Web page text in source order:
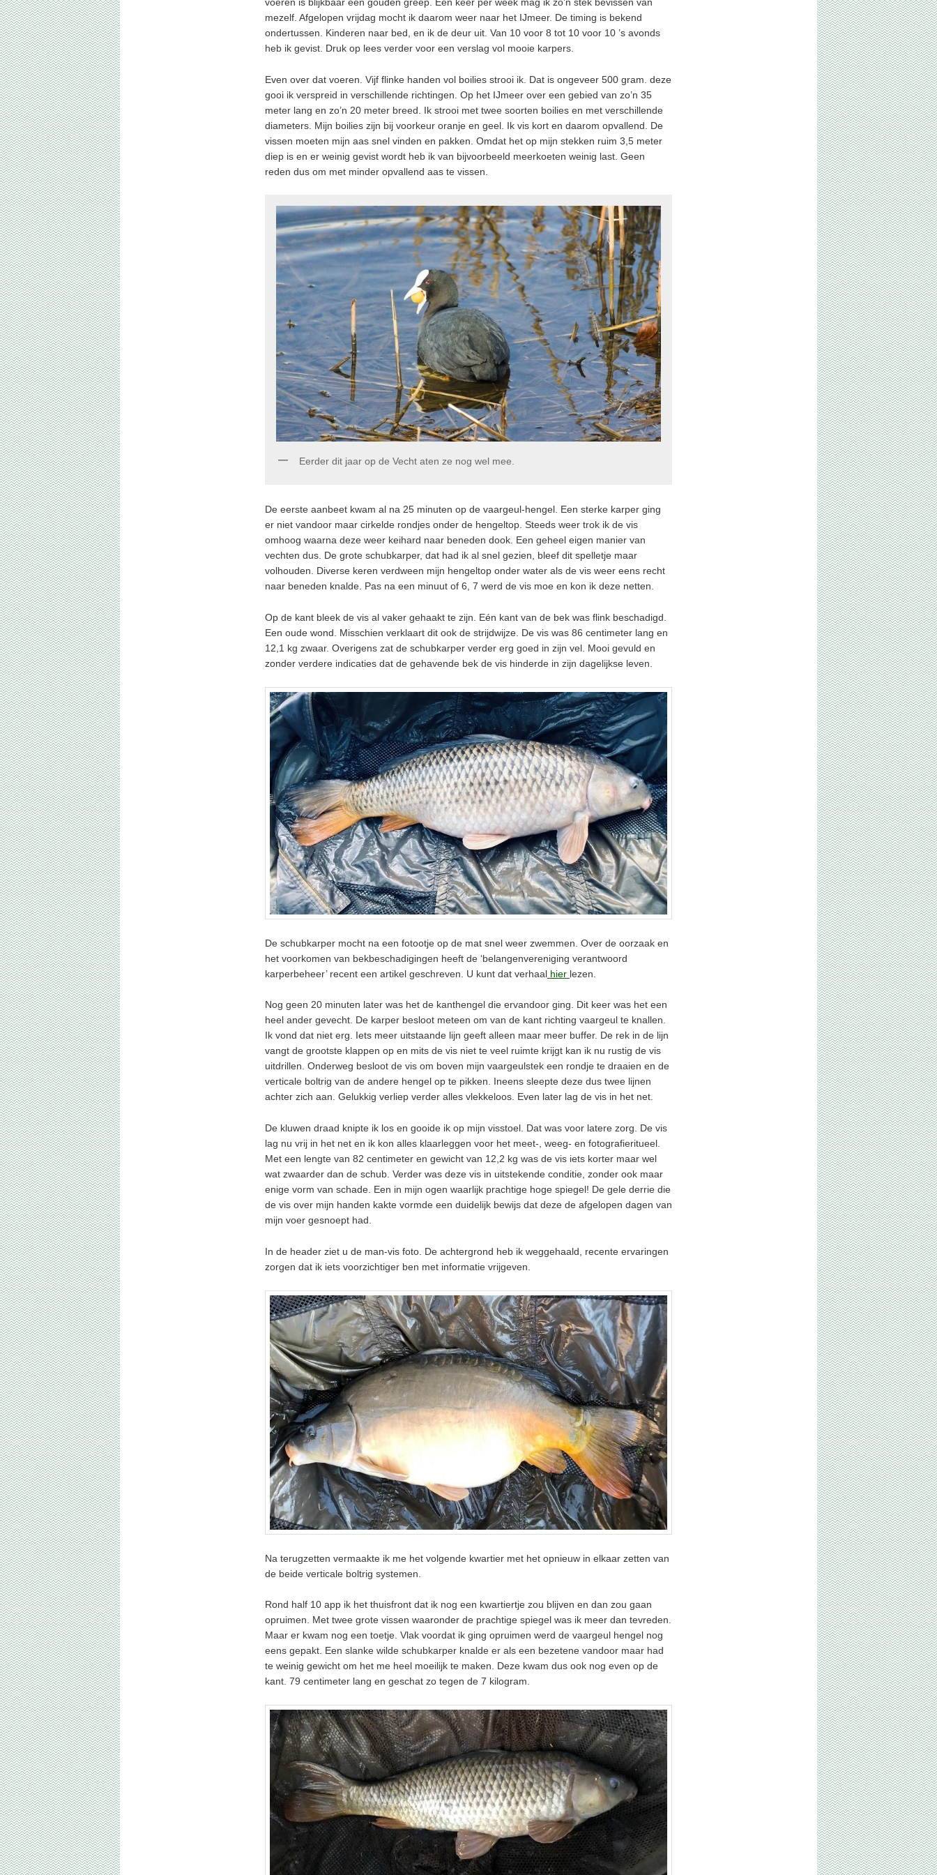
mezelf. Afgelopen vrijdag mocht ik daarom weer naar het IJmeer. De timing is bekend
ondertussen. Kinderen naar bed, en ik de deur uit. Van 10 voor 8 tot 10 voor 10 ’s avonds
heb ik gevist. Druk op lees verder voor een verslag vol mooie karpers.
Even over dat voeren. Vijf flinke handen vol boilies strooi ik. Dat is ongeveer 500 gram. deze
gooi ik verspreid in verschillende richtingen. Op het IJmeer over een gebied van zo’n 35
meter lang en zo’n 20 meter breed. Ik strooi met twee soorten boilies en met verschillende
diameters. Mijn boilies zijn bij voorkeur oranje en geel. Ik vis kort en daarom opvallend. De
vissen moeten mijn aas snel vinden en pakken. Omdat het op mijn stekken ruim 3,5 meter
diep is en er weinig gevist wordt heb ik van bijvoorbeeld meerkoeten weinig last. Geen
reden dus om met minder opvallend aas te vissen.
Eerder dit jaar op de Vecht aten ze nog wel mee.
De eerste aanbeet kwam al na 25 minuten op de vaargeul-hengel. Een sterke karper ging
er niet vandoor maar cirkelde rondjes onder de hengeltop. Steeds weer trok ik de vis
omhoog waarna deze weer keihard naar beneden dook. Een geheel eigen manier van
vechten dus. De grote schubkarper, dat had ik al snel gezien, bleef dit spelletje maar
volhouden. Diverse keren verdween mijn hengeltop onder water als de vis weer eens recht
naar beneden knalde. Pas na een minuut of 6, 7 werd de vis moe en kon ik deze netten.
Op de kant bleek de vis al vaker gehaakt te zijn. Eén kant van de bek was flink beschadigd.
Een oude wond. Misschien verklaart dit ook de strijdwijze. De vis was 86 centimeter lang en
12,1 kg zwaar. Overigens zat de schubkarper verder erg goed in zijn vel. Mooi gevuld en
zonder verdere indicaties dat de gehavende bek de vis hinderde in zijn dagelijkse leven.
De schubkarper mocht na een fotootje op de mat snel weer zwemmen. Over de oorzaak en
het voorkomen van bekbeschadigingen heeft de ‘belangenvereniging verantwoord
karperbeheer’ recent een artikel geschreven. U kunt dat verhaal hier lezen.
Nog geen 20 minuten later was het de kanthengel die ervandoor ging. Dit keer was het een
heel ander gevecht. De karper besloot meteen om van de kant richting vaargeul te knallen.
Ik vond dat niet erg. Iets meer uitstaande lijn geeft alleen maar meer buffer. De rek in de lijn
vangt de grootste klappen op en mits de vis niet te veel ruimte krijgt kan ik nu rustig de vis
uitdrillen. Onderweg besloot de vis om boven mijn vaargeulstek een rondje te draaien en de
verticale boltrig van de andere hengel op te pikken. Ineens sleepte deze dus twee lijnen
achter zich aan. Gelukkig verliep verder alles vlekkeloos. Even later lag de vis in het net.
De kluwen draad knipte ik los en gooide ik op mijn visstoel. Dat was voor latere zorg. De vis
lag nu vrij in het net en ik kon alles klaarleggen voor het meet-, weeg- en fotografieritueel.
Met een lengte van 82 centimeter en gewicht van 12,2 kg was de vis iets korter maar wel
wat zwaarder dan de schub. Verder was deze vis in uitstekende conditie, zonder ook maar
enige vorm van schade. Een in mijn ogen waarlijk prachtige hoge spiegel! De gele derrie die
de vis over mijn handen kakte vormde een duidelijk bewijs dat deze de afgelopen dagen van
mijn voer gesnoept had.
In de header ziet u de man-vis foto. De achtergrond heb ik weggehaald, recente ervaringen
zorgen dat ik iets voorzichtiger ben met informatie vrijgeven.
Na terugzetten vermaakte ik me het volgende kwartier met het opnieuw in elkaar zetten van
de beide verticale boltrig systemen.
Rond half 10 app ik het thuisfront dat ik nog een kwartiertje zou blijven en dan zou gaan
opruimen. Met twee grote vissen waaronder de prachtige spiegel was ik meer dan tevreden.
Maar er kwam nog een toetje. Vlak voordat ik ging opruimen werd de vaargeul hengel nog
eens gepakt. Een slanke wilde schubkarper knalde er als een bezetene vandoor maar had
te weinig gewicht om het me heel moeilijk te maken. Deze kwam dus ook nog even op de
kant. 79 centimeter lang en geschat zo tegen de 7 kilogram.